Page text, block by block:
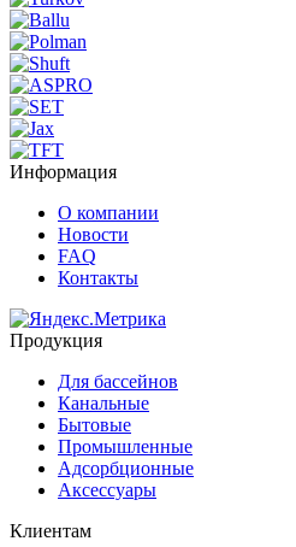
Информация
О компании
Новости
FAQ
Контакты
Продукция
Для бассейнов
Канальные
Бытовые
Промышленные
Адсорбционные
Аксессуары
Клиентам